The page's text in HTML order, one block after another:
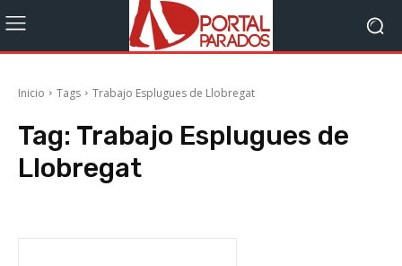
Inicio Tags Trabajo Esplugues de Llobregat
Tag: Trabajo Esplugues de
Llobregat